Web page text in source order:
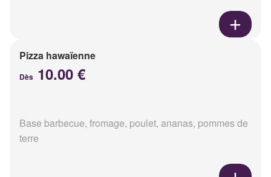
Pizza hawaïenne
Dès 10.00 €
Base barbecue, fromage, poulet, ananas, pommes de
terre